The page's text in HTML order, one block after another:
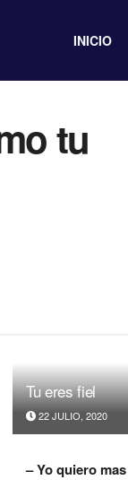
INICIO
tu
Tu eres fiel
22 JULIO, 2020
– Yo quiero mas